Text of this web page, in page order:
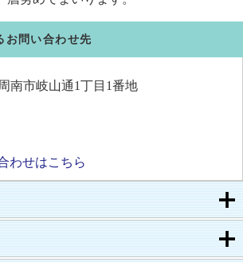
お問い合わせ先
南市岐山通1丁目1番地
わせはこちら